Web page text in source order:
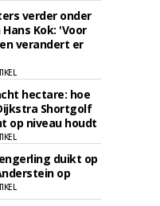
verder onder
Kok: 'Voor
verandert er
hectare: hoe
Shortgolf
op niveau houdt
duikt op
op